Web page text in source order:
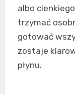
albo
trzymać
gotować
zostaje
płynu.